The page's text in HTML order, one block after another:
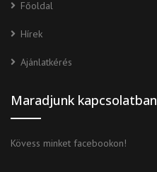
Főoldal
Hírek
Ajánlatkérés
Maradjunk kapcsolatban
Kövess minket facebookon!